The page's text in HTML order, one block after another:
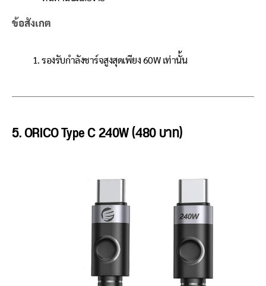
ข้อสังเกต
รองรับกำลังชาร์จสูงสุดเพียง 60W เท่านั้น
5. ORICO Type C 240W (480 บาท)